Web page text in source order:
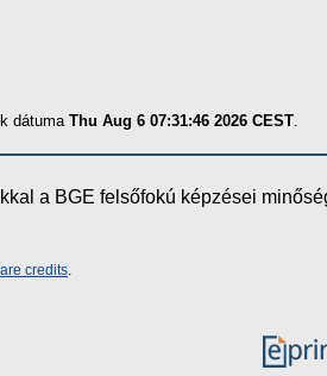
dátuma Thu Aug 6 07:31:46 2026 CEST
a BGE felsőfokú képzései
credits